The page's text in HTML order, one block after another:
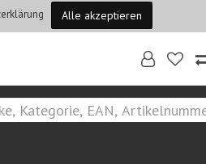
Alle akzeptieren